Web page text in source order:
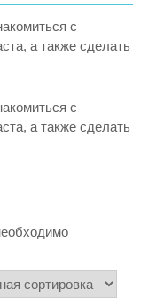
с
а также сделать
с
а также сделать